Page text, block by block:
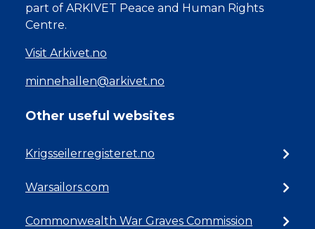
part of ARKIVET Peace and Human Rights
Centre.
Visit Arkivet.no
minnehallen@arkivet.no
Other useful websites
Krigsseilerregisteret.no
Warsailors.com
Commonwealth War Graves Commission